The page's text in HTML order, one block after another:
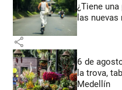
¿Tiene
las
share
6 de
la trova,
Medellín